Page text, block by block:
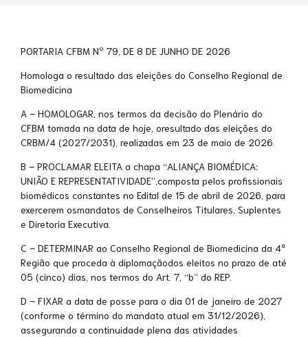
PORTARIA CFBM Nº 79, DE 8 DE JUNHO DE 2026
Homologa o resultado das eleições do Conselho Regional de
Biomedicina
A – HOMOLOGAR, nos termos da decisão do Plenário do
CFBM tomada na data de hoje, oresultado das eleições do
CRBM/4 (2027/2031), realizadas em 23 de maio de 2026.
B – PROCLAMAR ELEITA a chapa “ALIANÇA BIOMÉDICA:
UNIÃO E REPRESENTATIVIDADE”,composta pelos profissionais
biomédicos constantes no Edital de 15 de abril de 2026, para
exercerem osmandatos de Conselheiros Titulares, Suplentes
e Diretoria Executiva.
C – DETERMINAR ao Conselho Regional de Biomedicina da 4ª
Região que proceda à diplomaçãodos eleitos no prazo de até
05 (cinco) dias, nos termos do Art. 7, “b” do REP.
D – FIXAR a data de posse para o dia 01 de janeiro de 2027
(conforme o término do mandato atual em 31/12/2026),
assegurando a continuidade plena das atividades